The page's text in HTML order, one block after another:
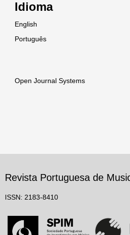
Idioma
English
Português
Open Journal Systems
Revista Portuguesa de
ISSN: 2183-8410